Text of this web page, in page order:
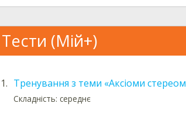
Тести (Мій+)
1. Тренування з теми «Аксіоми
Складність: середнє